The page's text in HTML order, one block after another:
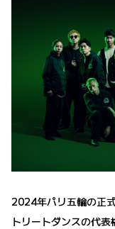
2024年パリ五輪の正
トリートダンスの代